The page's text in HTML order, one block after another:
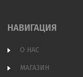
НАВИГАЦИЯ
О НАС
МАГАЗИН